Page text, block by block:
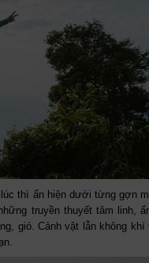
thì ẩn hiện dưới từng gợn
truyền thuyết tâm linh,
gió. Cảnh vật lẫn không khí